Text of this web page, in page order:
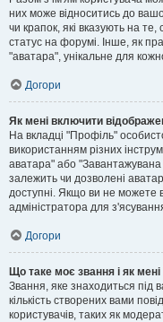
них може відноситись до
чи крапок, які вказують на
статус на форумі. Інше, як
"аватара", унікальне для
Догори
Як мені включити
На вкладці "Профіль"
використанням різних
аватара" або
залежить чи дозволені
доступні. Якщо ви не можете
адміністратора для
Догори
Що таке моє звання і як мені
Звання, яке знаходиться під
кількість створених вами
користувачів, таких як